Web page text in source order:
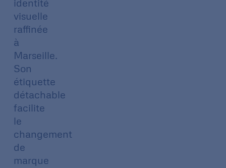
identité
visuelle
raffinée
à
Marseille.
Son
étiquette
détachable
facilite
le
changement
de
marque